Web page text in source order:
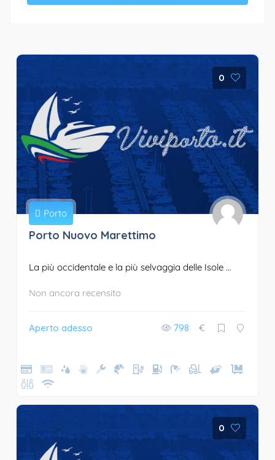
0
Porto
Porto Nuovo Marettimo
La più occidentale e la più selvaggia delle Isole ...
Non ancora recensito
Aperto adesso 798 €
0